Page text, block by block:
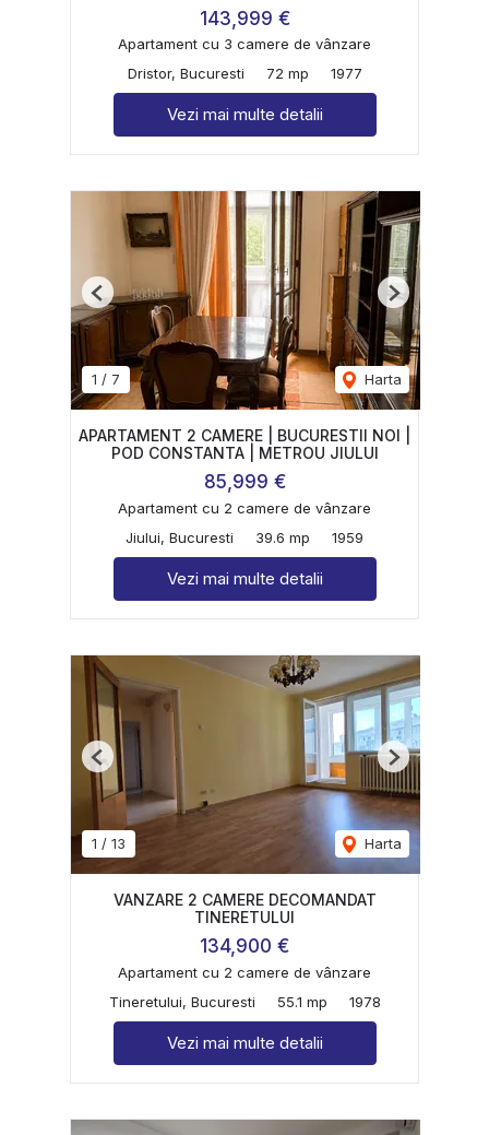
143,999 €
Apartament cu 3 camere de vânzare
Dristor, Bucuresti
72 mp 1977
Vezi mai multe detalii
1 / 7 Harta
Previous Next
APARTAMENT 2 CAMERE | BUCURESTII NOI |
POD CONSTANTA | METROU JIULUI
85,999 €
Apartament cu 2 camere de vânzare
Jiului, Bucuresti
39.6 mp 1959
Vezi mai multe detalii
1 / 13 Harta
Previous Next
VANZARE 2 CAMERE DECOMANDAT
TINERETULUI
134,900 €
Apartament cu 2 camere de vânzare
Tineretului, Bucuresti
55.1 mp 1978
Vezi mai multe detalii